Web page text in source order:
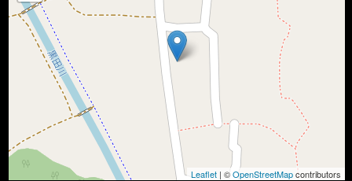
Leaflet | ©OpenStreetMapcontributors